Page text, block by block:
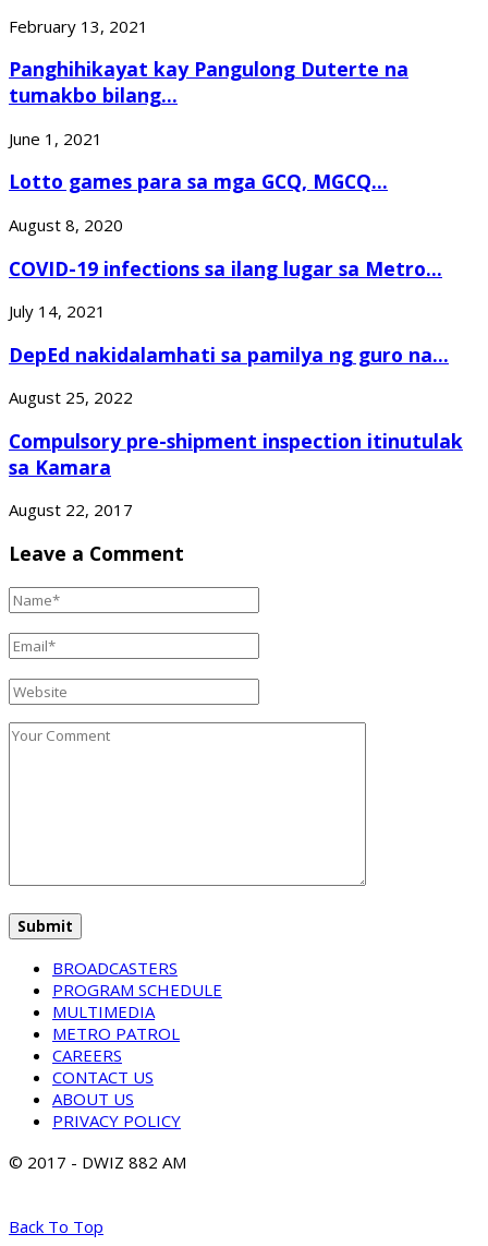
February 13, 2021
Panghihikayat kay Pangulong Duterte na
tumakbo bilang...
June 1, 2021
Lotto games para sa mga GCQ, MGCQ...
August 8, 2020
COVID-19 infections sa ilang lugar sa Metro...
July 14, 2021
DepEd nakidalamhati sa pamilya ng guro na...
August 25, 2022
Compulsory pre-shipment inspection itinutulak
sa Kamara
August 22, 2017
Leave a Comment
BROADCASTERS
PROGRAM SCHEDULE
MULTIMEDIA
METRO PATROL
CAREERS
CONTACT US
ABOUT US
PRIVACY POLICY
© 2017 - DWIZ 882 AM
Back To Top